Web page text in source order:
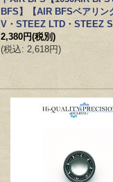
BFS】【AIR BFSベアリン
V・STEEZ LTD・STEEZ
2,380円(税別)
(税込: 2,618円)